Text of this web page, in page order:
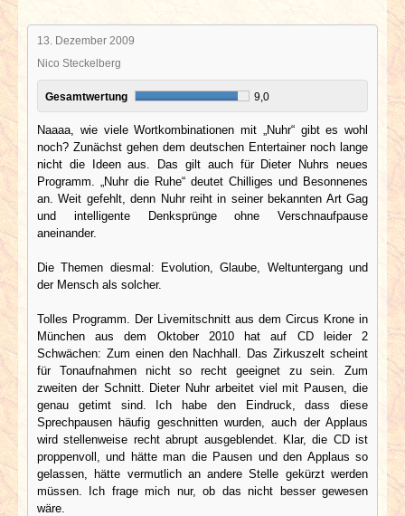
13. Dezember 2009
Nico Steckelberg
Gesamtwertung 9,0
Naaaa, wie viele Wortkombinationen mit „Nuhr“ gibt es wohl
noch? Zunächst gehen dem deutschen Entertainer noch lange
nicht die Ideen aus. Das gilt auch für Dieter Nuhrs neues
Programm. „Nuhr die Ruhe“ deutet Chilliges und Besonnenes
an. Weit gefehlt, denn Nuhr reiht in seiner bekannten Art Gag
und intelligente Denksprünge ohne Verschnaufpause
aneinander.
Die Themen diesmal: Evolution, Glaube, Weltuntergang und
der Mensch als solcher.
Tolles Programm. Der Livemitschnitt aus dem Circus Krone in
München aus dem Oktober 2010 hat auf CD leider 2
Schwächen: Zum einen den Nachhall. Das Zirkuszelt scheint
für Tonaufnahmen nicht so recht geeignet zu sein. Zum
zweiten der Schnitt. Dieter Nuhr arbeitet viel mit Pausen, die
genau getimt sind. Ich habe den Eindruck, dass diese
Sprechpausen häufig geschnitten wurden, auch der Applaus
wird stellenweise recht abrupt ausgeblendet. Klar, die CD ist
proppenvoll, und hätte man die Pausen und den Applaus so
gelassen, hätte vermutlich an andere Stelle gekürzt werden
müssen. Ich frage mich nur, ob das nicht besser gewesen
wäre.